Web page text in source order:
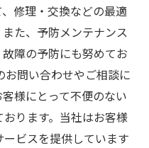
修理・交換などの最適
た、予防メンテナンス
障の予防にも努めてお
お問い合わせやご相談に
様にとって不便のない
ります。当社はお客様
ビスを提供しています